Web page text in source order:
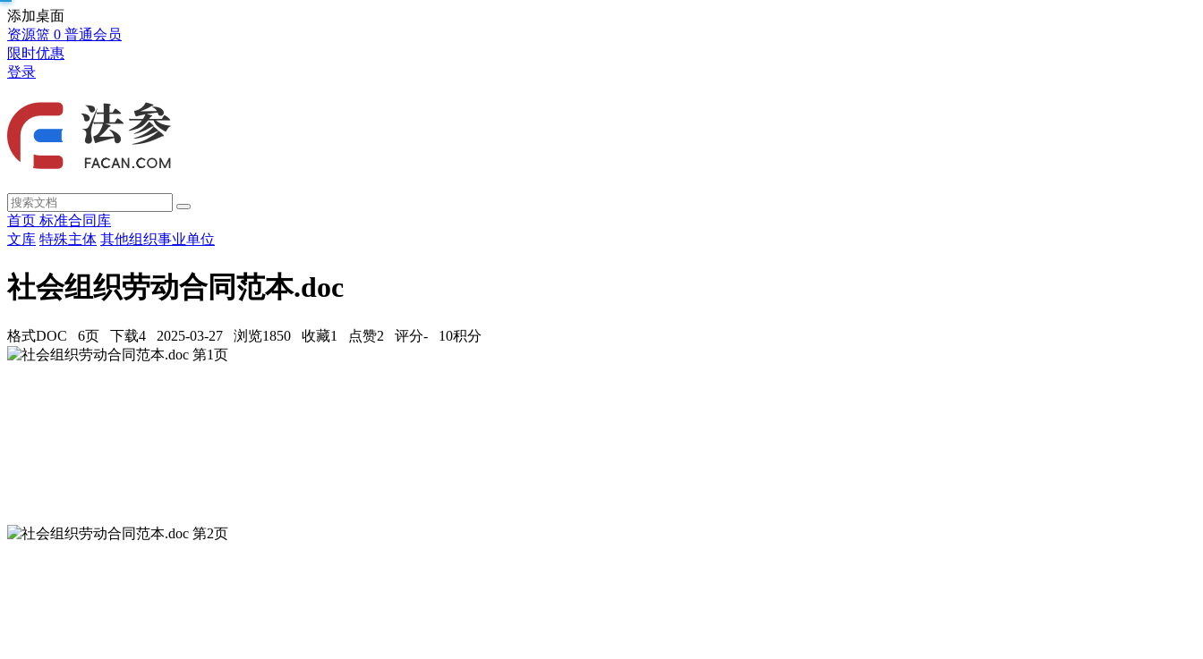
添加桌面
资源篮 0 普通会员
限时优惠
登录
首页 标准合同库
文库 特殊主体 其他组织事业单位
社会组织劳动合同范本.doc
格式DOC 6页 下载4 2025-03-27 浏览1850 收藏1 点赞2 评分- 10积分